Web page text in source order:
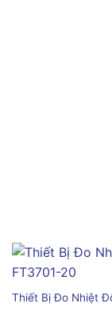
Thiết Bị Đo Nhiệt